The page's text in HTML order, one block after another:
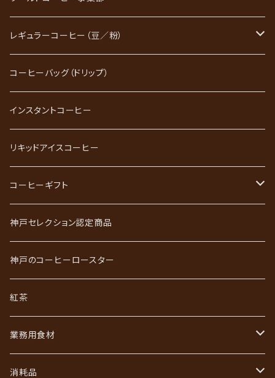
レギュラーコーヒー（豆／粉）
ブレンドコーヒー
ストレートコーヒー
スペシャルティコーヒー
ごーるど四季限定珈琲
かれんだー珈琲
神戸珈琲散策
ジュエリーコーヒーシリーズ
あなただけのブレンド
初回限定お試しセット
コーヒーバッグ（ドリップ）
インスタントコーヒー
リキッドアイスコーヒー
コーヒーギフト
神戸珈琲職人ギフト
神戸珈琲散策ギフト
ワールドコーヒーギフト
コーヒーバッグ（ドリップ）ギフト
インスタントコーヒーギフト
神戸セレクション認定商品
神戸のコーヒーロースター
紅茶
業務用食材
フレッシュ・シュガー・ガムシロ
消耗品